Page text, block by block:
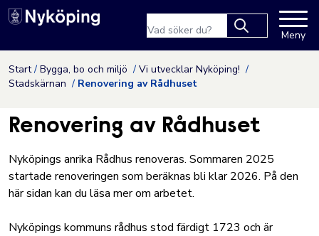
Hoppa till innehåll
Nyköpings kommuns
results.
Meny
Start Bygga, bo och miljö
Vi utvecklar Nyköping!
Stadskärnan
Renovering av Rådhuset
Renovering av Rådhuset
Nyköpings anrika Rådhus renoveras. Sommaren 2025
startade renoveringen som beräknas bli klar 2026. På den
här sidan kan du läsa mer om arbetet.
Nyköpings kommuns rådhus stod färdigt 1723 och är